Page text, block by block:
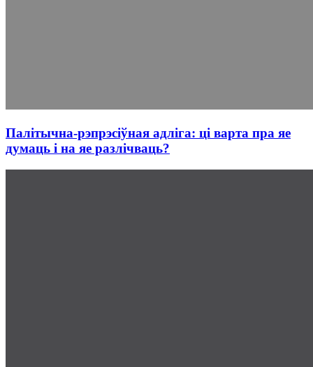
Палітычна-рэпрэсіўная адліга: ці варта пра яе
думаць і на яе разлічваць?